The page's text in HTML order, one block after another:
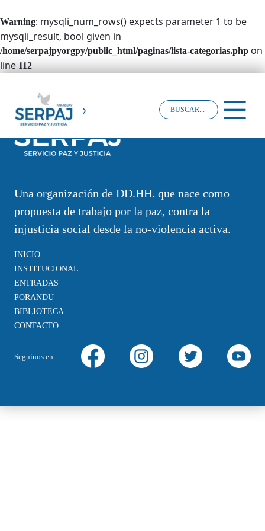
Warning: mysqli_num_rows() expects parameter 1 to be
mysqli_result, bool given in
/home/serpajpyorgpy/public_html/paginas/lista-categorias.php on
line112
Una organización de DD.HH. que nace como
propuesta de trabajo por la paz, contra la
injusticia social desde la no-violencia activa.
INICIO
INSTITUCIONAL
ENTRADAS
PORANDU
BIBLIOTECA
CONTACTO
Seguinos en: